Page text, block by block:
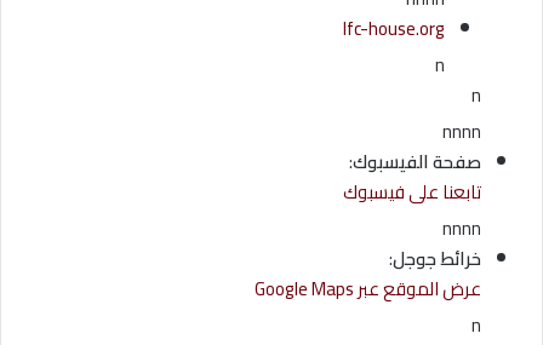
lfc-house.org
n
n
nnnn
صفحة الفيسبوك:
تابعنا على فيسبوك
nnnn
خرائط جوجل:
عرض الموقع عبر Google Maps
n